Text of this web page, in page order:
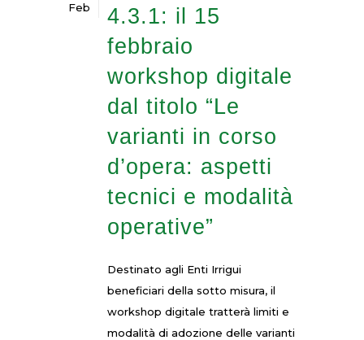
Feb
4.3.1: il 15
febbraio
workshop digitale
dal titolo “Le
varianti in corso
d’opera: aspetti
tecnici e modalità
operative”
Destinato agli Enti Irrigui
beneficiari della sotto misura, il
workshop digitale tratterà limiti e
modalità di adozione delle varianti